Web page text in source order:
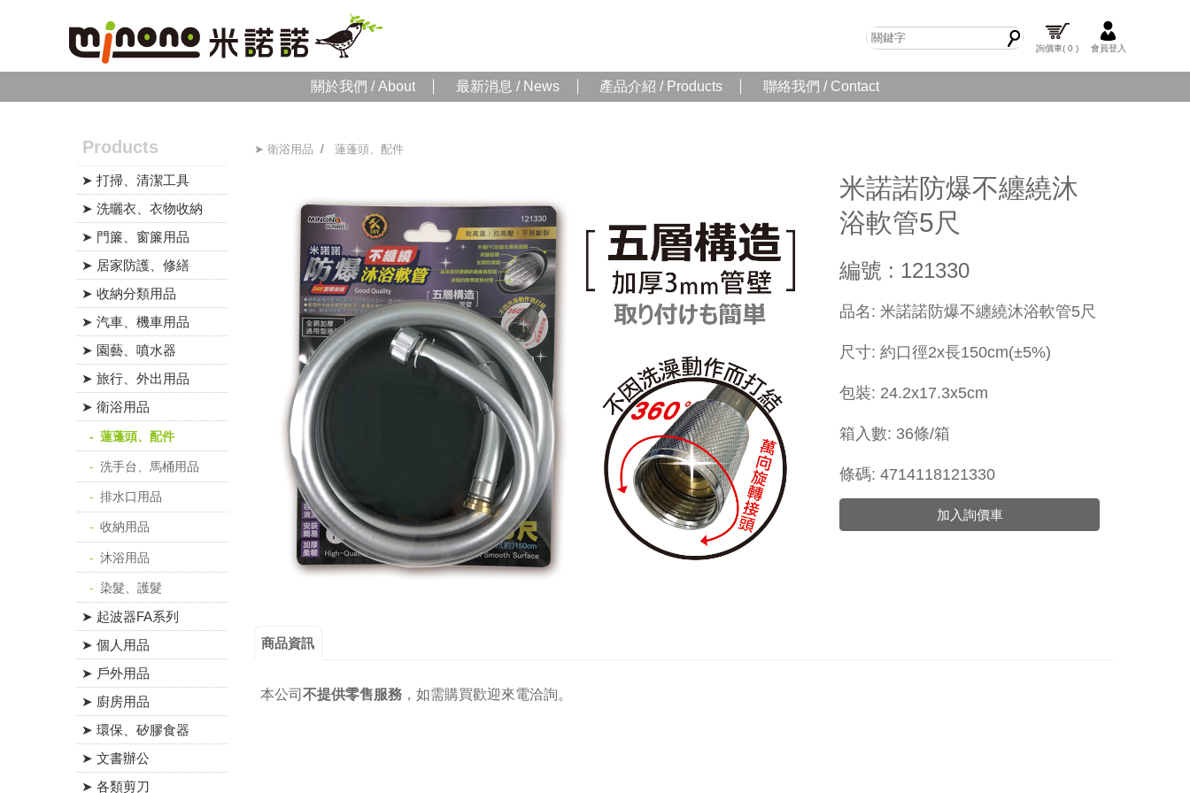
詢價車( 0 ) 會員登入
關於我們 / About 最新消息 / News 產品介紹 / Products 聯絡我們 / Contact
Products
➤ 打掃、清潔工具
➤ 洗曬衣、衣物收納
➤ 門簾、窗簾用品
➤ 居家防護、修繕
➤ 收納分類用品
➤ 汽車、機車用品
➤ 園藝、噴水器
➤ 旅行、外出用品
➤ 衛浴用品
蓮蓬頭、配件
洗手台、馬桶用品
排水口用品
收納用品
沐浴用品
染髮、護髮
➤ 起波器FA系列
➤ 個人用品
➤ 戶外用品
➤ 廚房用品
➤ 環保、矽膠食器
➤ 文書辦公
➤ 各類剪刀
➤ 衛浴用品 / 蓮蓬頭、配件
米諾諾防爆不纏繞沐
浴軟管5尺
編號 : 121330
​品名: 米諾諾防爆不纏繞沐浴軟管5尺
尺寸: 約口徑2x長150cm(±5%)
包裝: 24.2x17.3x5cm
箱入數: 36條/箱
條碼: 4714118121330
加入詢價車
商品資訊
本公司不提供零售服務 ，如需購買歡迎來電洽詢。